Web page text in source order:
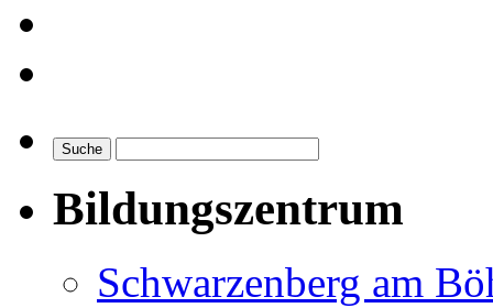
Bildungszentrum
Schwarzenberg am